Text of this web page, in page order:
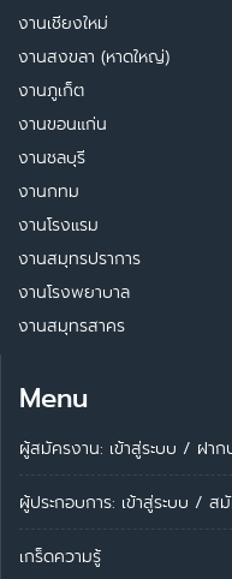
งานเชียงใหม่
งานสงขลา (หาดใหญ่)
งานภูเก็ต
งานขอนแก่น
งานชลบุรี
งานกทม
งานโรงแรม
งานสมุทรปราการ
งานโรงพยาบาล
งานสมุทรสาคร
Menu
ผู้สมัครงาน: เข้าสู่ระบบ / ฝาก
ผู้ประกอบการ: เข้าสู่ระบบ / ส
เกร็ดความรู้